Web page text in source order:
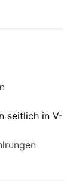
seitlich in V-